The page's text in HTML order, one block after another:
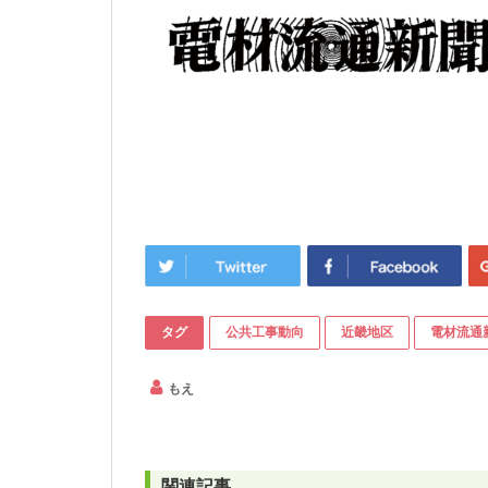
タグ 公共工事動向 近畿地区 電材流通
もえ